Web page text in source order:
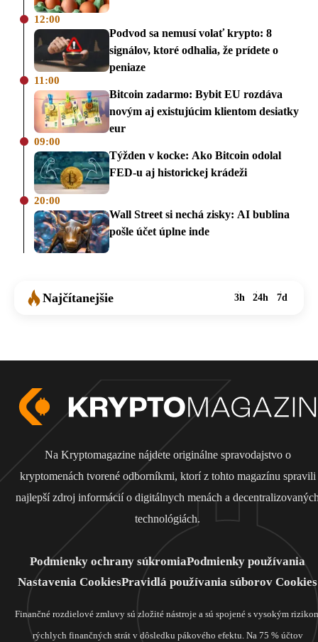
12:00
Podvod sa nemusí volať krypto: 8
signálov, ktoré odhalia, že prídete o
peniaze
11:00
Bitcoin zadarmo: Bybit EU rozdáva
novým aj existujúcim klientom desiatky
eur
09:00
Týžden v kocke: Ako Bitcoin odolal
FED-u aj historickej krádeži
20:00
Wall Street si nechá zisky: AI bublina
pošle účet úplne inde
Najčítanejšie 3h 24h 7d
Na Kryptomagazine nájdete originálne spravodajstvo o
kryptomenách tvorené odborníkmi, ktorí z tohto magazínu spravili
najlepší zdroj informácií o digitálnych menách a
technológiách.
Podmienky ochrany súkromiaPodmienky používania
Nastavenia CookiesPravidlá používania súborov Cookies
Finančné rozdielové zmluvy sú zložité nástroje a sú spojené s vysokým
rýchlych finančných strát v dôsledku pákového efektu. Na 75 % účtov